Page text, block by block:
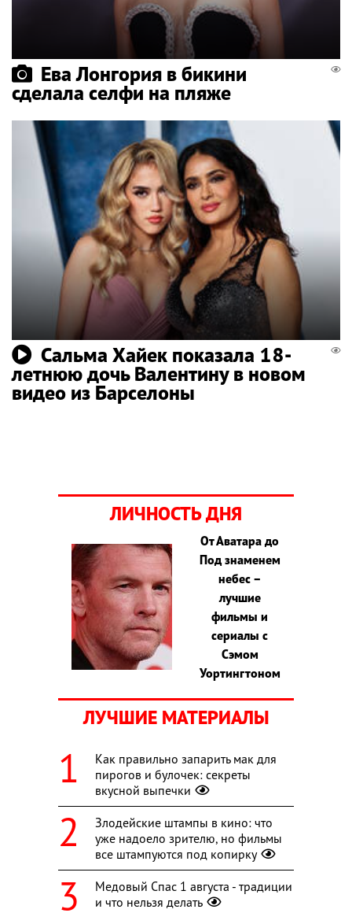
Ева Лонгория в бикини
сделала селфи на пляже
Сальма Хайек показала 18-
летнюю дочь Валентину в новом
видео из Барселоны
ЛИЧНОСТЬ ДНЯ
От Аватара до
Под знаменем
небес –
лучшие
фильмы и
сериалы с
Сэмом
Уортингтоном
ЛУЧШИЕ МАТЕРИАЛЫ
Как правильно запарить мак для
пирогов и булочек: секреты
вкусной выпечки
Злодейские штампы в кино: что
уже надоело зрителю, но фильмы
все штампуются под копирку
Медовый Спас 1 августа - традиции
и что нельзя делать